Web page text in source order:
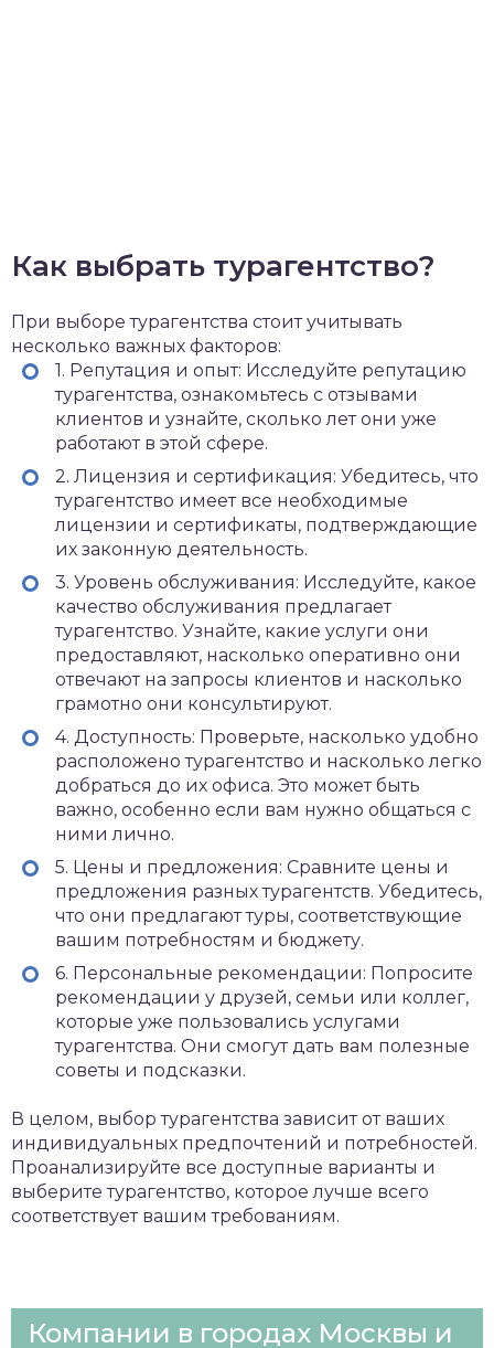
Как выбрать турагентство?
При выборе турагентства стоит учитывать
несколько важных факторов:
1. Репутация и опыт: Исследуйте репутацию
турагентства, ознакомьтесь с отзывами
клиентов и узнайте, сколько лет они уже
работают в этой сфере.
2. Лицензия и сертификация: Убедитесь, что
турагентство имеет все необходимые
лицензии и сертификаты, подтверждающие
их законную деятельность.
3. Уровень обслуживания: Исследуйте, какое
качество обслуживания предлагает
турагентство. Узнайте, какие услуги они
предоставляют, насколько оперативно они
отвечают на запросы клиентов и насколько
грамотно они консультируют.
4. Доступность: Проверьте, насколько удобно
расположено турагентство и насколько легко
добраться до их офиса. Это может быть
важно, особенно если вам нужно общаться с
ними лично.
5. Цены и предложения: Сравните цены и
предложения разных турагентств. Убедитесь,
что они предлагают туры, соответствующие
вашим потребностям и бюджету.
6. Персональные рекомендации: Попросите
рекомендации у друзей, семьи или коллег,
которые уже пользовались услугами
турагентства. Они смогут дать вам полезные
советы и подсказки.
В целом, выбор турагентства зависит от ваших
индивидуальных предпочтений и потребностей.
Проанализируйте все доступные варианты и
выберите турагентство, которое лучше всего
соответствует вашим требованиям.
Компании в городах Москвы и